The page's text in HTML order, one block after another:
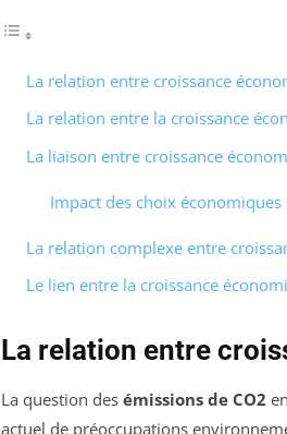
La relation entre croissance
La relation entre la croissance
La liaison entre croissance
Impact des choix
La relation complexe entre
Le lien entre la croissance
La relation entre
La question des émissions de CO2
actuel de préoccupations